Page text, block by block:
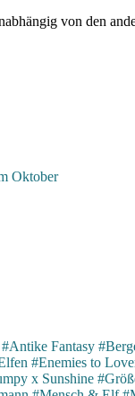
von den
#Antike Fantasy
#Enemies to
x Sunshine